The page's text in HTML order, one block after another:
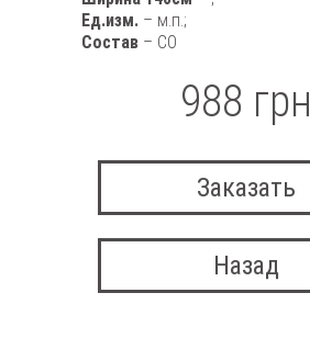
Ед.изм. – м.п.;
Состав – CO
988 грн
Заказать
Назад